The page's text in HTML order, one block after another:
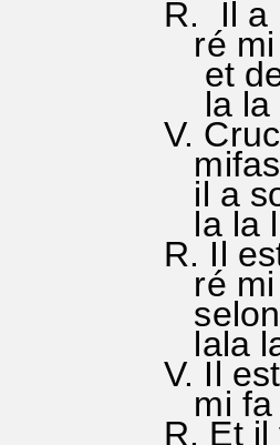
R. Il a
ré mi
et de
la la
V.
il a
la la
R. Il
ré mi
lala
V. Il
mi fa
R. Et